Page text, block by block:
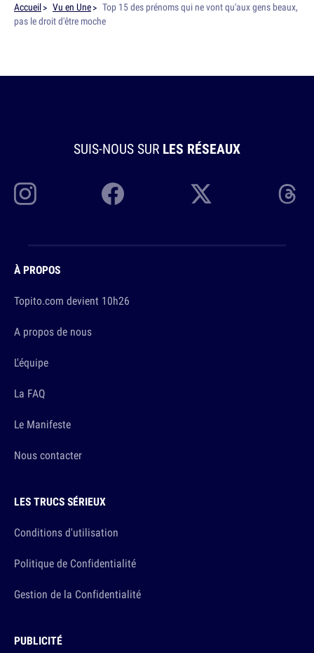
Accueil Vu en Une
Top 15 des prénoms qui ne vont qu'aux gens beaux,
pas le droit d'être moche
SUIS-NOUS SUR LES RÉSEAUX
À PROPOS
Topito.com devient 10h26
A propos de nous
L'équipe
La FAQ
Le Manifeste
Nous contacter
LES TRUCS SÉRIEUX
Conditions d'utilisation
Politique de Confidentialité
Gestion de la Confidentialité
PUBLICITÉ